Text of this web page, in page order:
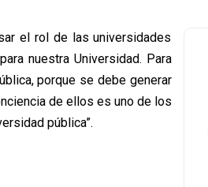
el rol de las universidades
nuestra Universidad. Para
porque se debe generar
de ellos es uno de los
pública”.